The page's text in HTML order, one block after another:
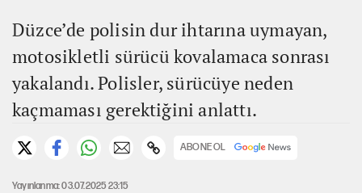
Düzce’de polisin dur ihtarına uymayan,
motosikletli sürücü kovalamaca sonrası
yakalandı. Polisler, sürücüye neden
kaçmaması gerektiğini anlattı.
ABONE OL
Yayınlanma: 03.07.2025 23:15